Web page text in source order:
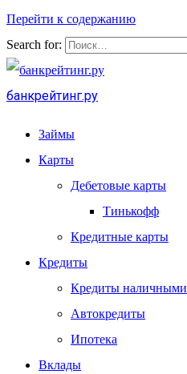
Перейти к содержанию
Search for:
банкрейтинг.ру
Займы
Карты
Дебетовые карты
Тинькофф
Кредитные карты
Кредиты
Кредиты наличными
Автокредиты
Ипотека
Вклады